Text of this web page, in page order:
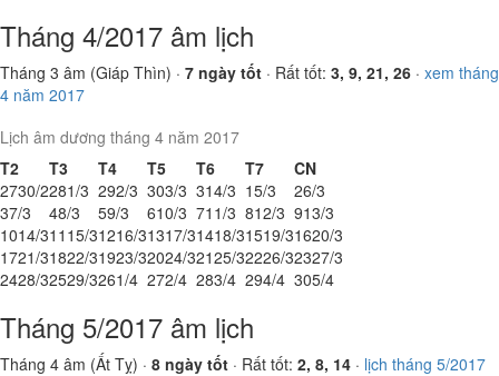
Tháng 4/2017 âm lịch
Tháng 3 âm (Giáp Thìn) · 7 ngày tốt · Rất tốt: 3, 9, 21, 26 · xem tháng
4 năm 2017
Lịch âm dương tháng 4 năm 2017
T2
T3 T4 T5 T6 T7
CN
2730/2281/3 292/3 303/3 314/3 15/3 26/3
37/3 48/3 59/3 610/3 711/3 812/3 913/3
1014/311 15/31216/31317/31418/31519/31620/3
1721/31822/31923/32024/32125/32226/32327/3
2428/32529/3261/4 272/4 283/4 294/4 305/4
Tháng 5/2017 âm lịch
Tháng 4 âm (Ất Tỵ) · 8 ngày tốt · Rất tốt: 2, 8, 14 · lịch tháng 5/2017